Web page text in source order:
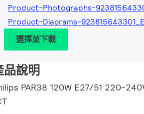
Product-Photographs-
Product-Diagrams-
選擇並下載
品說明
PAR38 120W E27/51 220-